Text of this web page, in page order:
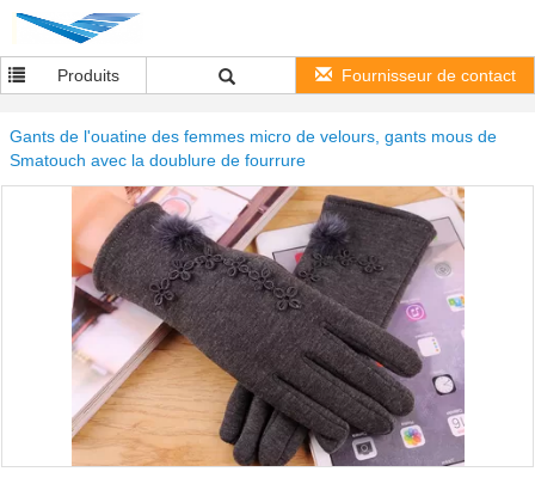
Produits Fournisseur de contact
Gants de l'ouatine des femmes micro de velours, gants mous de
Smatouch avec la doublure de fourrure